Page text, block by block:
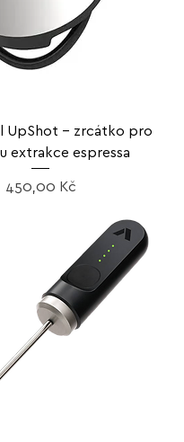
UpShot – zrcátko pro
extrakce espressa
Cena
450,00 Kč